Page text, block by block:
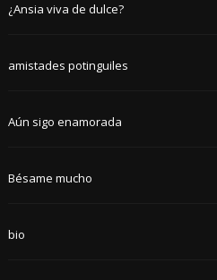
¿Ansia viva de dulce?
amistades potinguiles
Aún sigo enamorada
Bésame mucho
bio